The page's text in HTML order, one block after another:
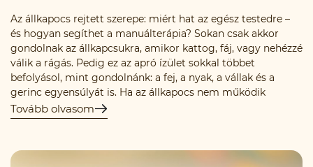
Az állkapocs rejtett szerepe: miért hat az egész testedre –
és hogyan segíthet a manuálterápia? Sokan csak akkor
gondolnak az állkapcsukra, amikor kattog, fáj, vagy nehézzé
válik a rágás. Pedig ez az apró ízület sokkal többet
befolyásol, mint gondolnánk: a fej, a nyak, a vállak és a
gerinc egyensúlyát is. Ha az állkapocs nem működik
megfelelően, az nemcsak helyi fájdalmat, hanem
láncreakciót indíthat el az egész testben.
Tovább olvasom